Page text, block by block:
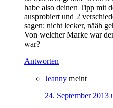
habe also deinen Tipp mit
ausprobiert und 2
sagen: nicht lecker, nääh
Von welcher Marke war
war?
Antworten
Jeanny meint
24. September 2013